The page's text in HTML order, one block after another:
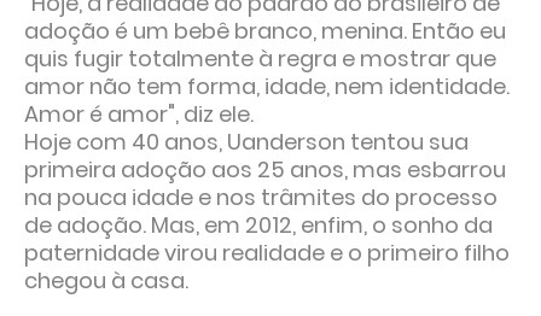
adoção é um bebê branco, menina. Então eu
quis fugir totalmente à regra e mostrar que
amor não tem forma, idade, nem identidade.
Amor é amor", diz ele.
Hoje com 40 anos, Uanderson tentou sua
primeira adoção aos 25 anos, mas esbarrou
na pouca idade e nos trâmites do processo
de adoção. Mas, em 2012, enfim, o sonho da
paternidade virou realidade e o primeiro filho
chegou à casa.